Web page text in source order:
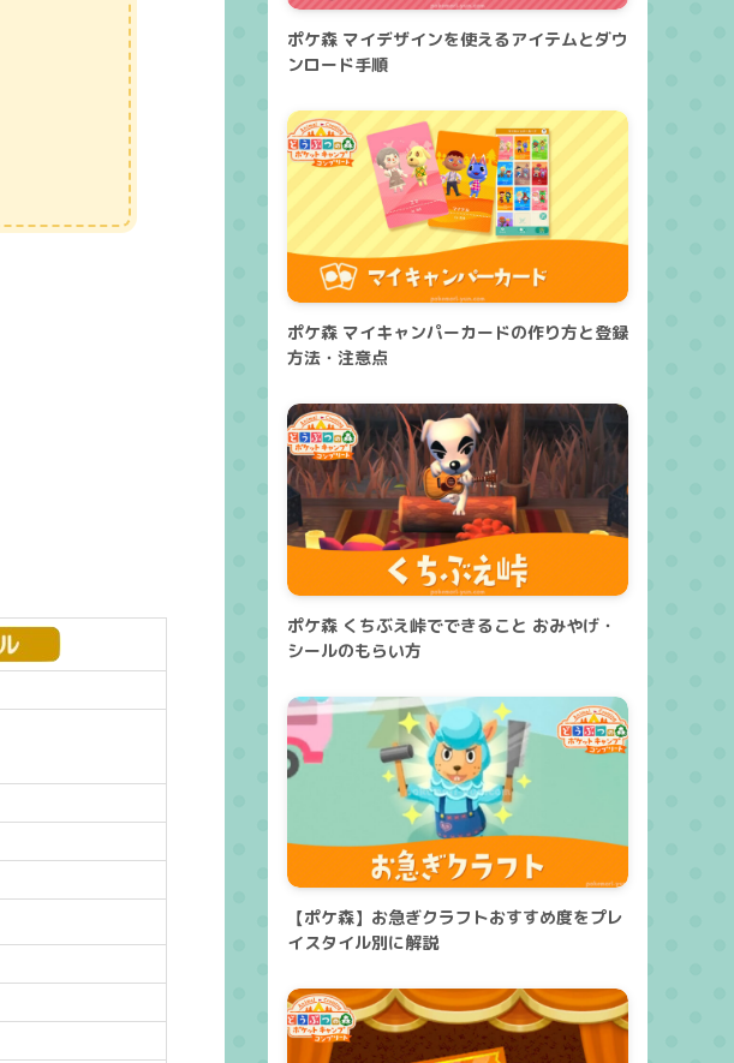
ポケ森 マイデザインを使えるアイテムとダウ
ンロード手順
ポケ森 マイキャンパーカードの作り方と登録
方法・注意点
ポケ森 くちぶえ峠でできること おみやげ・
シールのもらい方
【ポケ森】お急ぎクラフトおすすめ度をプレ
イスタイル別に解説